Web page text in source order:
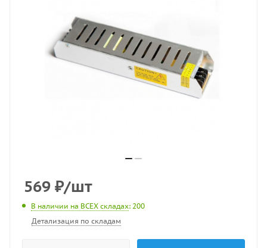
569 ₽/шт
В наличии на ВСЕХ складах: 200
Детализация по складам